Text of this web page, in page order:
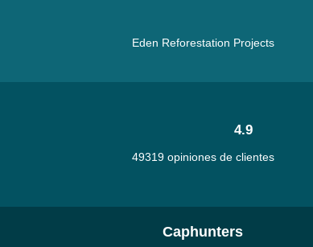
Eden Reforestation Projects
4.9
49319 opiniones de clientes
Caphunters